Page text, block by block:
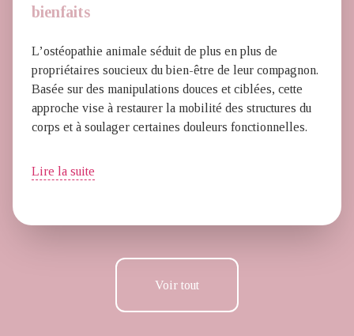
bienfaits
L’ostéopathie animale séduit de plus en plus de
propriétaires soucieux du bien-être de leur compagnon.
Basée sur des manipulations douces et ciblées, cette
approche vise à restaurer la mobilité des structures du
corps et à soulager certaines douleurs fonctionnelles.
Lire la suite
Voir tout